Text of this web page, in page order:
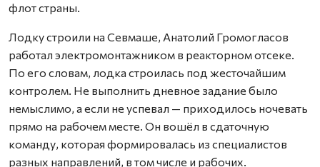
флот страны.
Лодку строили на Севмаше, Анатолий Громогласов
работал электромонтажником в реакторном отсеке.
По его словам, лодка строилась под жесточайшим
контролем. Не выполнить дневное задание было
немыслимо, а если не успевал — приходилось ночевать
прямо на рабочем месте. Он вошёл в сдаточную
команду, которая формировалась из специалистов
разных направлений, в том числе и рабочих.